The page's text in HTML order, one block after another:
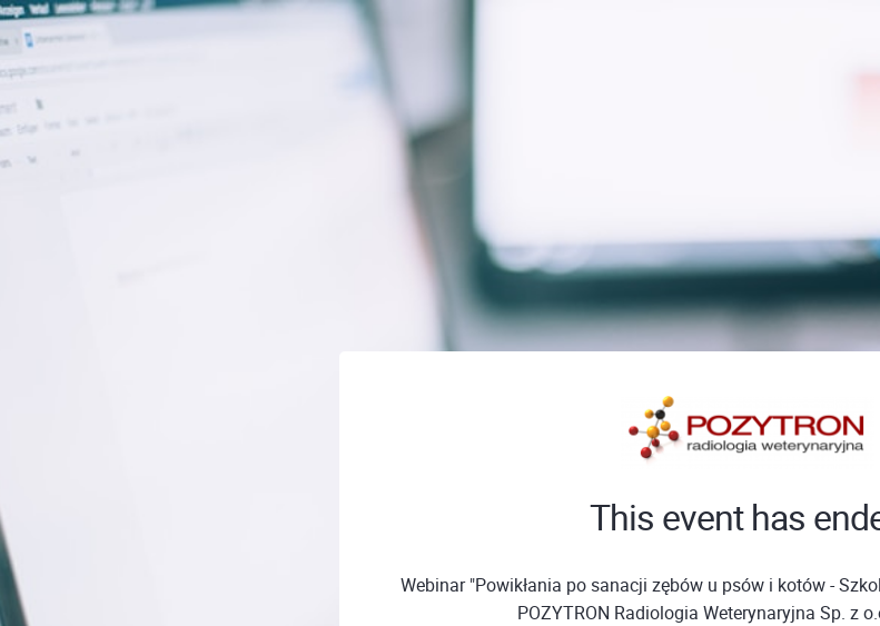
This event has
Webinar "Powikłania po sanacji zębów u psów i kotów -
POZYTRON Radiologia Weterynaryjna Sp. z